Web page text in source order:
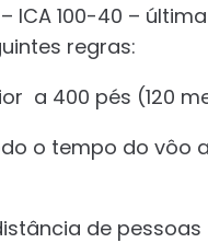
ICA 100-40 –
regras:
a 400 pés (120
o tempo do vôo
de